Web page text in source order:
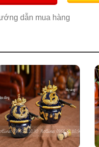
dẫn mua hàng